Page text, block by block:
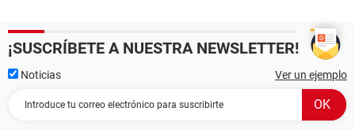
¡SUSCRÍBETE A NUESTRA NEWSLETTER!
Noticias Ver un ejemplo